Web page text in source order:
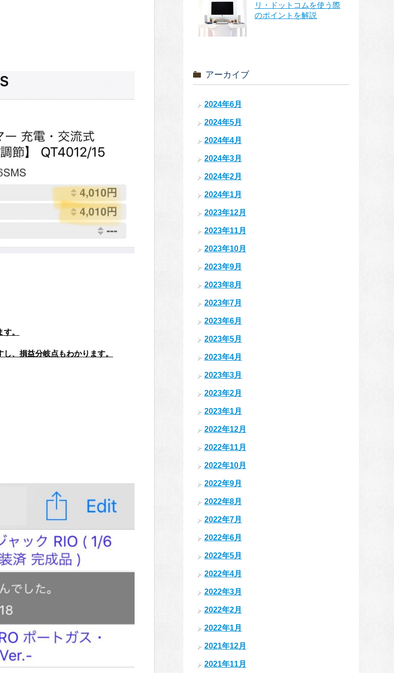
。
、損益分岐点もわかります。
リ・ドットコムを使う際
のポイントを解説
アーカイブ
2024年6月
2024年5月
2024年4月
2024年3月
2024年2月
2024年1月
2023年12月
2023年11月
2023年10月
2023年9月
2023年8月
2023年7月
2023年6月
2023年5月
2023年4月
2023年3月
2023年2月
2023年1月
2022年12月
2022年11月
2022年10月
2022年9月
2022年8月
2022年7月
2022年6月
2022年5月
2022年4月
2022年3月
2022年2月
2022年1月
2021年12月
2021年11月